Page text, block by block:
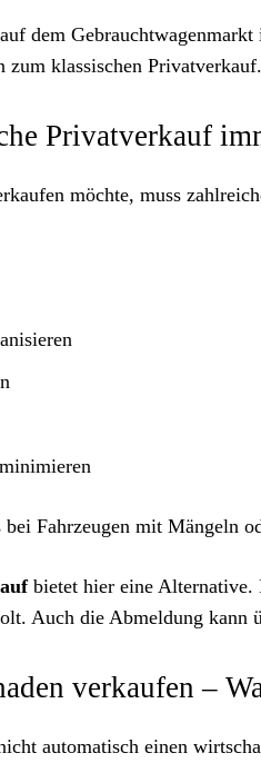
dem
klassischen Privatverkauf.
Privatverkauf
möchte, muss
Fahrzeugen mit Mängeln
bietet hier eine Alternative.
Auch die Abmeldung kann
verkaufen –
automatisch einen